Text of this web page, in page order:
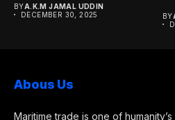
BYA.K.M JAMAL UDDIN
DECEMBER 30, 2025
BY
Abous Us
Maritime trade is one of